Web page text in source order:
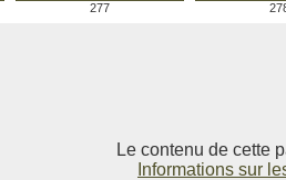
277
Le contenu de cette
Informations sur